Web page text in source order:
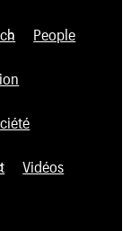
People
Vidéos